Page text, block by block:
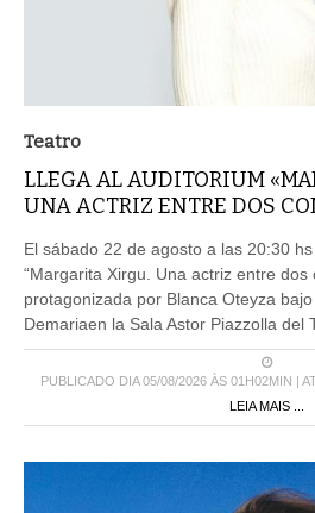
Teatro
LLEGA AL AUDITORIUM
UNA ACTRIZ ENTRE DOS
El sábado 22 de agosto a las 20:30
“Margarita Xirgu. Una actriz entre dos
protagonizada por Blanca Oteyza
Demariaen la Sala Astor Piazzolla del
PUBLICADO DIA 05/08/2026 ÀS 01H02MIN |
LEIA MAIS ...